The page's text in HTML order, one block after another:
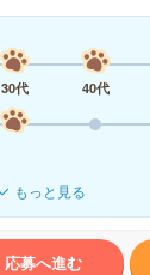
30代 40代
もっと見る
応募へ進む